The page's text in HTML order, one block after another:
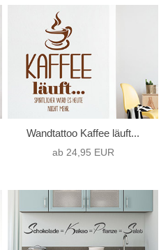
Wandtattoo Kaffee läuft...
ab 24,95 EUR